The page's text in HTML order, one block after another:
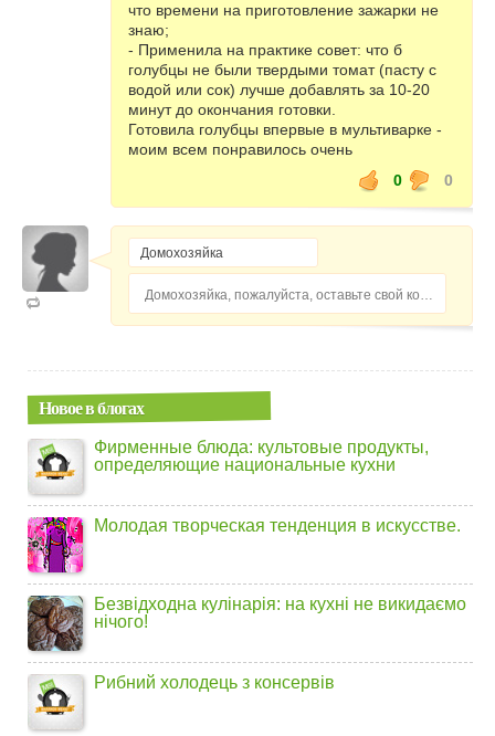
что времени на приготовление зажарки не
знаю;
- Применила на практике совет: что б
голубцы не были твердыми томат (пасту с
водой или сок) лучше добавлять за 10-20
минут до окончания готовки.
Готовила голубцы впервые в мультиварке -
моим всем понравилось очень
0
0
Домохозяйка, пожалуйста, оставьте свой комментарий...
Новое в блогах
Фирменные блюда: культовые продукты,
определяющие национальные кухни
Молодая творческая тенденция в искусстве.
Безвідходна кулінарія: на кухні не викидаємо
нічого!
Рибний холодець з консервів